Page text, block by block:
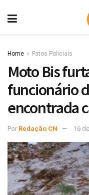
Home Fatos Policiais
Moto Bis
funcionário
encontrada
Por Redação CN 16